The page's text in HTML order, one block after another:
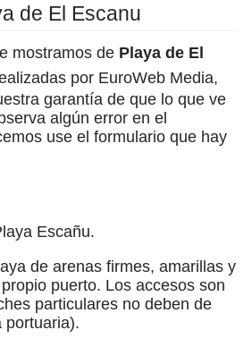
de El Escanu
mostramos de Playa de El
por EuroWeb Media,
garantía de que lo que ve
algún error en el
use el formulario que hay
Escañu.
de arenas firmes, amarillas y
puerto. Los accesos son
particulares no deben de
portuaria).